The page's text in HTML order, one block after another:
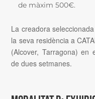
de màxim 500€.
La creadora
la seva residència a
(Alcover, Tarragona) en
de dues setmanes.